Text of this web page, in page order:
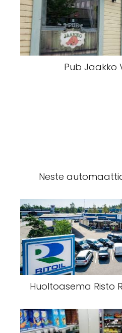
Pub Jaakko
Neste
Huoltoasema Risto